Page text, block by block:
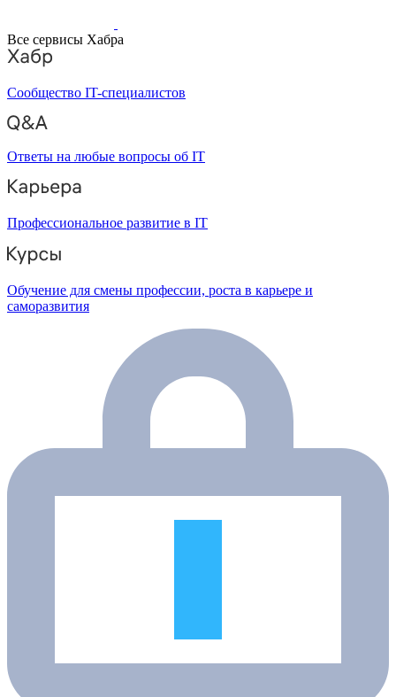
Все сервисы Хабра
Сообщество IT-специалистов
Ответы на любые вопросы об IT
Профессиональное развитие в IT
Обучение для смены профессии, роста в карьере и
саморазвития